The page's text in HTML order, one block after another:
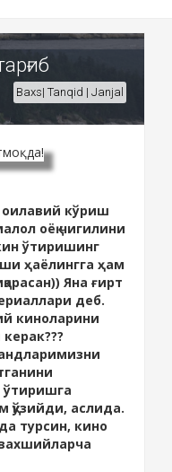
Baxs| Tanqid | Janjal
кўриш
оёқ чигилини
ўтиришинг
ҳаёлингга ҳам
Яна ғирт
деб.
киноларини
ўтиришга
аслида.
турсин, кино